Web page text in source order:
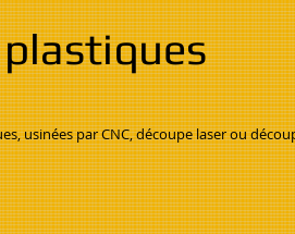
usinées par CNC, découpe laser ou